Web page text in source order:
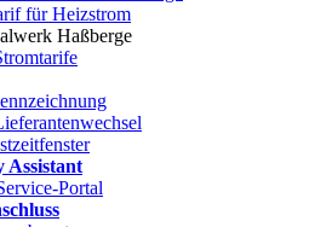
für Heizstrom
Haßberge
Assistant
Portal